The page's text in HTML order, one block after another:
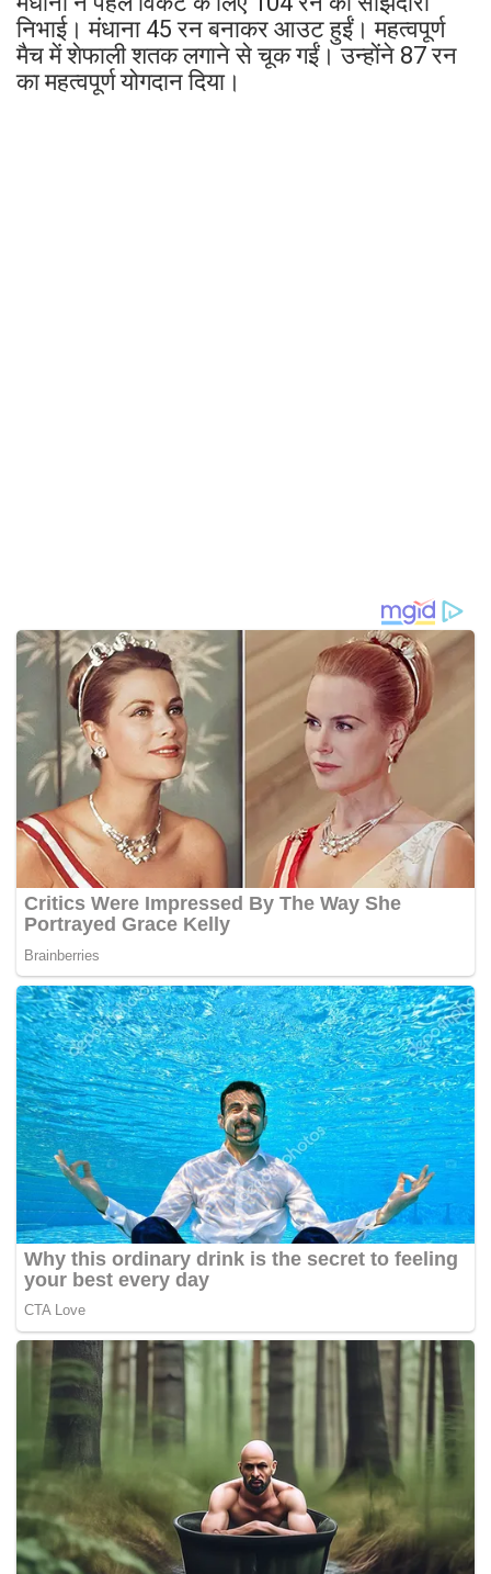
निभाई। मंधाना 45 रन बनाकर आउट हुईं। महत्वपूर्ण
मैच में शेफाली शतक लगाने से चूक गईं। उन्होंने 87 रन
का महत्वपूर्ण योगदान दिया।